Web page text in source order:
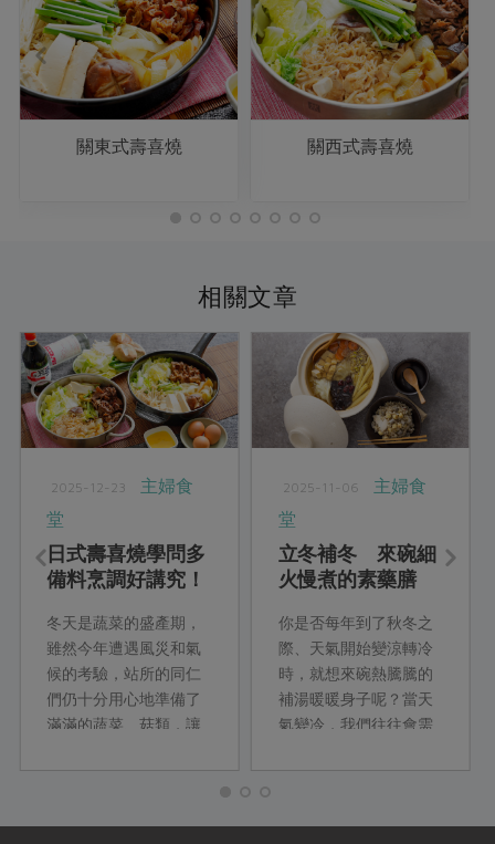
關東式壽喜燒 關西式壽喜燒
相關文章
2025-12-23
主婦食
堂
日式壽喜燒學問多
備料烹調好講究！
一道？
冬天是蔬菜的盛產期，
雖然今年遭遇風災和氣
候的考驗，站所的同仁
們仍十分用心地準備了
滿滿的蔬菜、菇類，讓
嘆著合作社當季好食材
的Yuki老師，以她嫻熟
2025-11-06
主婦食
堂
立冬補冬 來碗細
火慢煮的素藥膳
你是否每年到了秋冬之
際、天氣開始變涼轉冷
時，就想來碗熱騰騰的
補湯暖暖身子呢？當天
氣變冷，我們往往會需
對抗寒冷。要儲備冬天
冬開始進補，本篇介紹